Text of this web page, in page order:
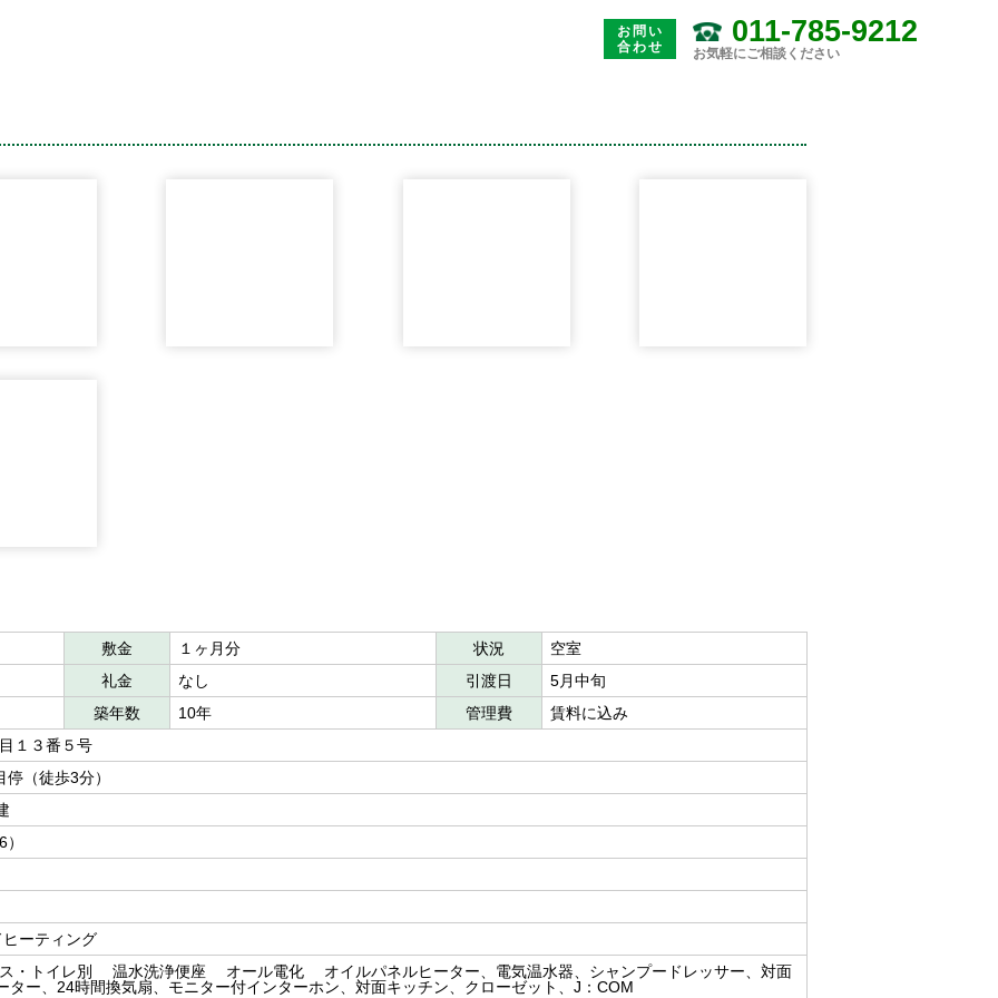
お問い
合わせ
011-785-9212
お気軽にご相談ください
敷金 １ヶ月分 状況
空室
礼金
なし 引渡日
5月中旬
築年数
10年 管理費
賃料に込み
１３番５号
（徒歩3分）
ーティング
・トイレ別 温水洗浄便座 オール電化 オイルパネルヒーター、電気温水器、シャンプードレッサー、対面
ター、24時間換気扇、モニター付インターホン、対面キッチン、クローゼット、J：COM